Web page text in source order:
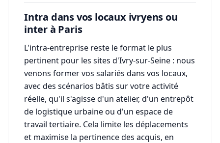
Intra dans vos locaux ivryens ou
inter à Paris
L'intra-entreprise reste le format le plus
pertinent pour les sites d'Ivry-sur-Seine : nous
venons former vos salariés dans vos locaux,
avec des scénarios bâtis sur votre activité
réelle, qu'il s'agisse d'un atelier, d'un entrepôt
de logistique urbaine ou d'un espace de
travail tertiaire. Cela limite les déplacements
et maximise la pertinence des acquis, en